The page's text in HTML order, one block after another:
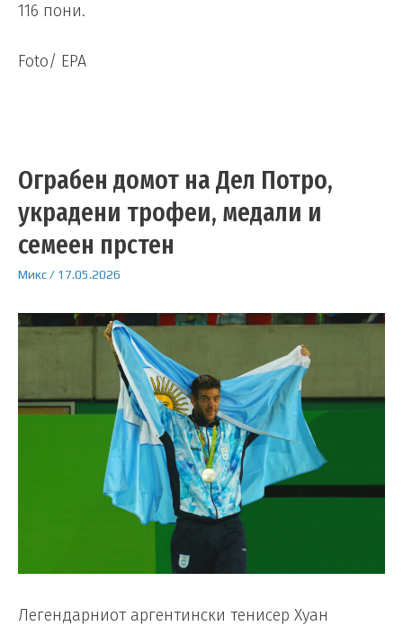
116 пони.
Foto/ EPA
Ограбен домот на Дел Потро,
украдени трофеи, медали и
семеен прстен
Микс/ 17.05.2026
Легендарниот аргентински тенисер Хуан